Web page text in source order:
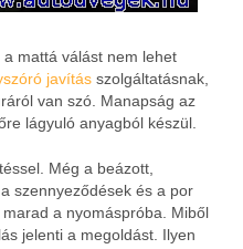
mattá válást nem lehet
javítás szolgáltatásnak,
van szó. Manapság az
lágyuló anyagból készül.
Még a beázott,
szennyeződések és a por
a nyomáspróba. Miből
jelenti a megoldást. Ilyen